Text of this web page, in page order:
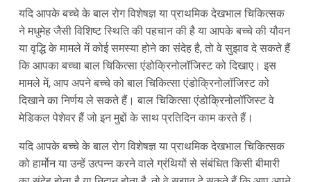
यदि आपके बच्चे के बाल रोग विशेषज्ञ या प्राथमिक देखभाल चिकित्सक
ने मधुमेह जैसी विशिष्ट स्थिति की पहचान की है या आपके बच्चे की यौवन
या वृद्धि के मामले में कोई समस्या होने का संदेह है, तो वे सुझाव दे सकते हैं
कि आपका बच्चा बाल चिकित्सा एंडोक्रिनोलॉजिस्ट को दिखाए। इस
मामले में, आप अपने बच्चे को बाल चिकित्सा एंडोक्रिनोलॉजिस्ट को
दिखाने का निर्णय ले सकते हैं। बाल चिकित्सा एंडोक्रिनोलॉजिस्ट वे
मेडिकल पेशेवर हैं जो इन मुद्दों के साथ प्रतिदिन काम करते हैं।
यदि आपके बच्चे के बाल रोग विशेषज्ञ या प्राथमिक देखभाल चिकित्सक
को हार्मोन या उन्हें उत्पन्न करने वाले ग्रंथियों से संबंधित किसी बीमारी